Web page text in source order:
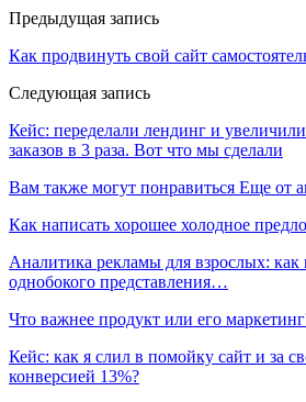
Предыдущая запись
Как продвинуть свой сайт
Следующая запись
Кейс: переделали лендинг и
заказов в 3 раза. Вот что мы сделали
Вам также могут понравиться Еще от
Как написать хорошее холодное
Аналитика рекламы для взрослых: как
однобокого представления…
Что важнее продукт или его
Кейс: как я слил в помойку сайт и за
конверсией 13%?